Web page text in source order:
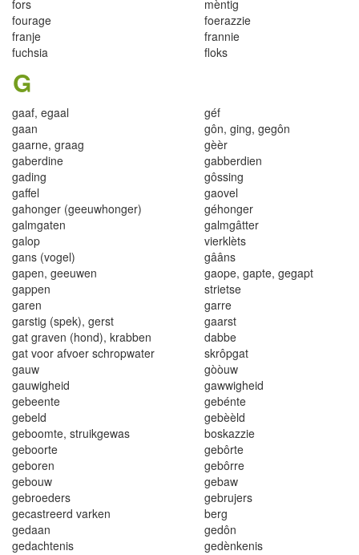
fors
mèntig
fourage
foerazzie
franje frannie
fuchsia
foks
G
gaaf, egaal
géf
gaan gôn, ging, gegôn
gaarne, graag gèèr
gaberdine
gabberdien
gading
gôssing
gaffel
gaovel
gahonger (geeuwhonger)
géhonger
galmgaten galmgâtter
galop
vierklèts
gans (vogel)
gââns
gapen, geeuwen gaope, gapte, gegapt
gappen
strietse
garen
garre
garstig (spek), gerst gaarst
gat graven (hond), krabben
dabbe
gat voor afvoer schropwater skrôpgat
gauw
gòòuw
gauwigheid gawwigheid
gebeente gebénte
gebeld gebèèld
geboomte, struikgewas
boskazzie
geboorte
gebôrte
geboren
gebôrre
gebouw gebaw
gebroeders
gebrujers
gecastreerd varken berg
gedaan
gedôn
gedachtenis gedènkenis